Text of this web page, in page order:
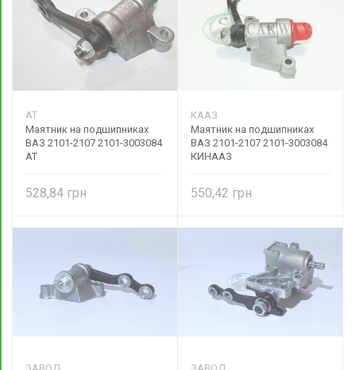
AT
Маятник на подшипниках
ВАЗ 2101-2107 2101-3003084
AT
528,84
КААЗ
Маятник на подшипниках
ВАЗ 2101-2107 2101-3003084
КИНААЗ
550,42